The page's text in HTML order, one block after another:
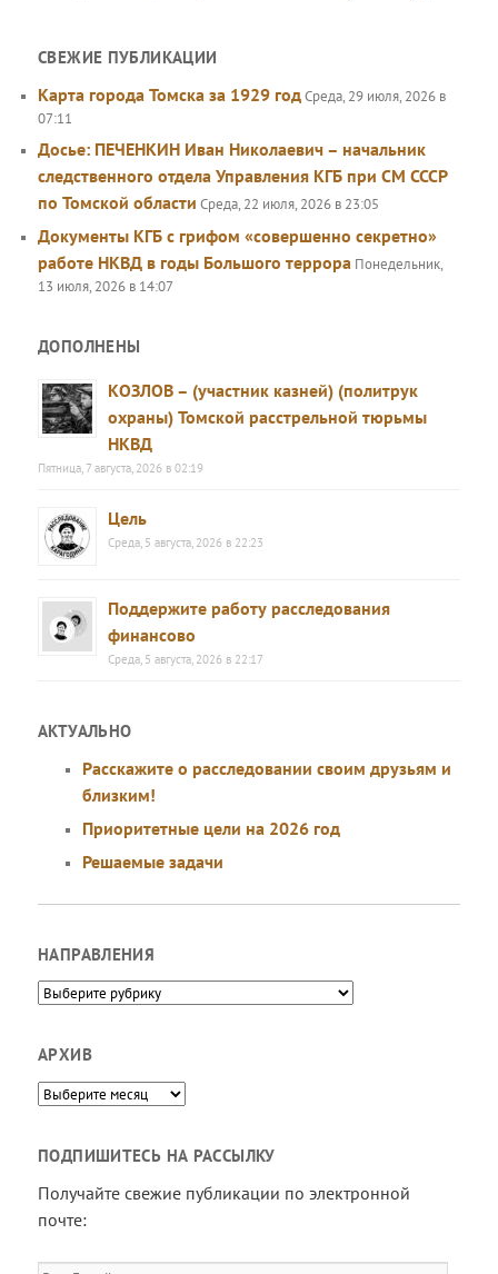
СВЕЖИЕ ПУБЛИКАЦИИ
Карта города Томска за 1929 годСреда, 29 июля, 2026 в
07:11
Досье: ПЕЧЕНКИН Иван Николаевич – начальник
следственного отдела Управления КГБ при СМ СССР
по Томской области Среда, 22 июля, 2026 в 23:05
Документы КГБ с грифом «совершенно секретно»
работе НКВД в годы Большого террора Понедельник,
13 июля, 2026 в 14:07
ДОПОЛНЕНЫ
КОЗЛОВ – (участник казней) (политрук
охраны) Томской расстрельной тюрьмы
НКВД
Пятница, 7 августа, 2026 в 02:19
Цель
Среда, 5 августа, 2026 в 22:23
Поддержите работу расследования
финансово
Среда, 5 августа, 2026 в 22:17
АКТУАЛЬНО
Расскажите о расследовании своим друзьям и
близким!
Приоритетные цели на 2026 год
Решаемые задачи
НАПРАВЛЕНИЯ
Направления
АРХИВ
Архив
ПОДПИШИТЕСЬ НА РАССЫЛКУ
Получайте свежие публикации по электронной
почте: